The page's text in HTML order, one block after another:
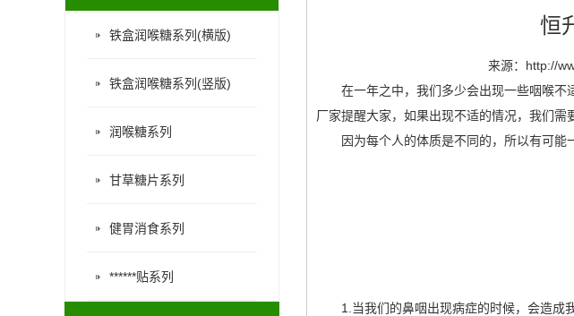
恒
来源： http://
在一年之中，我们多少会出现一些咽喉不适
厂家提醒大家，如果出现不适的情况，我们需
因为每个人的体质是不同的，所以有可能
1.当我们的鼻咽出现病症的时候，会造成我
铁盒润喉糖系列(横版)
铁盒润喉糖系列(竖版)
润喉糖系列
甘草糖片系列
健胃消食系列
******贴系列